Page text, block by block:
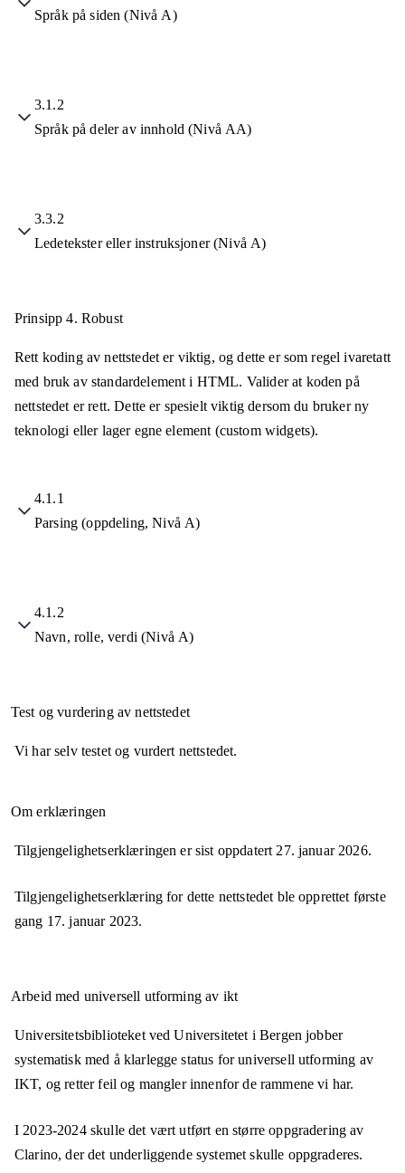
Språk på siden (Nivå A)
3.1.2
Språk på deler av innhold (Nivå AA)
3.3.2
Ledetekster eller instruksjoner (Nivå A)
Prinsipp 4. Robust
Rett koding av nettstedet er viktig, og dette er som regel ivaretatt
med bruk av standardelement i HTML. Valider at koden på
nettstedet er rett. Dette er spesielt viktig dersom du bruker ny
teknologi eller lager egne element (custom widgets).
4.1.1
Parsing (oppdeling, Nivå A)
4.1.2
Navn, rolle, verdi (Nivå A)
Test og vurdering av nettstedet
Vi har selv testet og vurdert nettstedet.
Om erklæringen
Tilgjengelighetserklæringen er sist oppdatert27. januar 2026.
Tilgjengelighetserklæring for dette nettstedet ble opprettet første
gang 17. januar 2023.
Arbeid med universell utforming av ikt
Universitetsbiblioteket ved Universitetet i Bergen jobber
systematisk med å klarlegge status for universell utforming av
IKT, og retter feil og mangler innenfor de rammene vi har.
I 2023-2024 skulle det vært utført en større oppgradering av
Clarino, der det underliggende systemet skulle oppgraderes.